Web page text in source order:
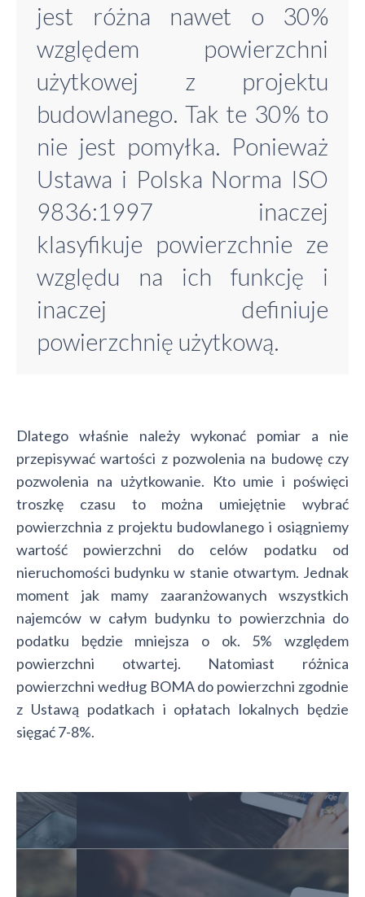
jest różna nawet o 30%
względem powierzchni
użytkowej z projektu
budowlanego. Tak te 30% to
nie jest pomyłka. Ponieważ
Ustawa i Polska Norma ISO
9836:1997 inaczej
klasyfikuje powierzchnie ze
względu na ich funkcję i
inaczej definiuje
powierzchnię użytkową.
Dlatego właśnie należy wykonać pomiar a nie
przepisywać wartości z pozwolenia na budowę czy
pozwolenia na użytkowanie. Kto umie i poświęci
troszkę czasu to można umiejętnie wybrać
powierzchnia z projektu budowlanego i osiągniemy
wartość powierzchni do celów podatku od
nieruchomości budynku w stanie otwartym. Jednak
moment jak mamy zaaranżowanych wszystkich
najemców w całym budynku to powierzchnia do
podatku będzie mniejsza o ok. 5% względem
powierzchni otwartej. Natomiast różnica
powierzchni według BOMA do powierzchni zgodnie
z Ustawą podatkach i opłatach lokalnych będzie
sięgać 7-8%.